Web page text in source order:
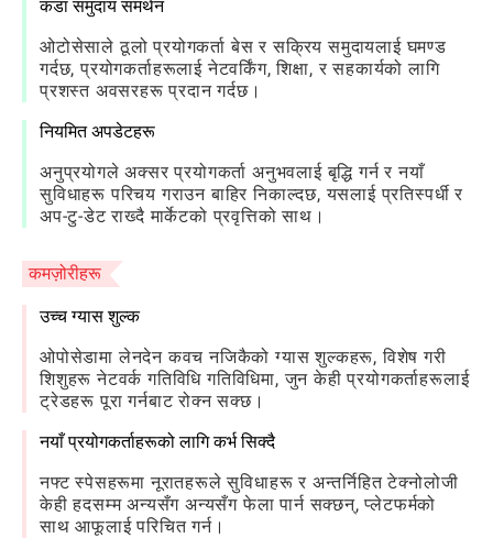
कडा समुदाय समर्थन
ओटोसेसाले ठूलो प्रयोगकर्ता बेस र सक्रिय समुदायलाई घमण्ड
गर्दछ, प्रयोगकर्ताहरूलाई नेटवर्किंग, शिक्षा, र सहकार्यको लागि
प्रशस्त अवसरहरू प्रदान गर्दछ।
नियमित अपडेटहरू
अनुप्रयोगले अक्सर प्रयोगकर्ता अनुभवलाई बृद्धि गर्न र नयाँ
सुविधाहरू परिचय गराउन बाहिर निकाल्दछ, यसलाई प्रतिस्पर्धी र
अप-टु-डेट राख्दै मार्केटको प्रवृत्तिको साथ।
कमज़ोरीहरू
उच्च ग्यास शुल्क
ओपोसेडामा लेनदेन कवच नजिकैको ग्यास शुल्कहरू, विशेष गरी
शिशुहरू नेटवर्क गतिविधि गतिविधिमा, जुन केही प्रयोगकर्ताहरूलाई
ट्रेडहरू पूरा गर्नबाट रोक्न सक्छ।
नयाँ प्रयोगकर्ताहरूको लागि कर्भ सिक्दै
नफ्ट स्पेसहरूमा नूरातहरूले सुविधाहरू र अन्तर्निहित टेक्नोलोजी
केही हदसम्म अन्यसँग अन्यसँग फेला पार्न सक्छन्, प्लेटफर्मको
साथ आफूलाई परिचित गर्न।